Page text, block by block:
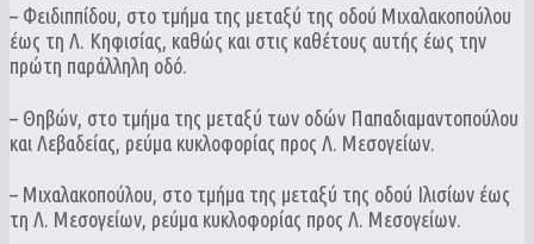
– Φειδιππίδου, στο τμήμα της μεταξύ της οδού Μιχαλακοπούλου
έως τη Λ. Κηφισίας, καθώς και στις καθέτους αυτής έως την
πρώτη παράλληλη οδό.
– Θηβών, στο τμήμα της μεταξύ των οδών Παπαδιαμαντοπούλου
και Λεβαδείας, ρεύμα κυκλοφορίας προς Λ. Μεσογείων.
– Μιχαλακοπούλου, στο τμήμα της μεταξύ της οδού Ιλισίων έως
τη Λ. Μεσογείων, ρεύμα κυκλοφορίας προς Λ. Μεσογείων.